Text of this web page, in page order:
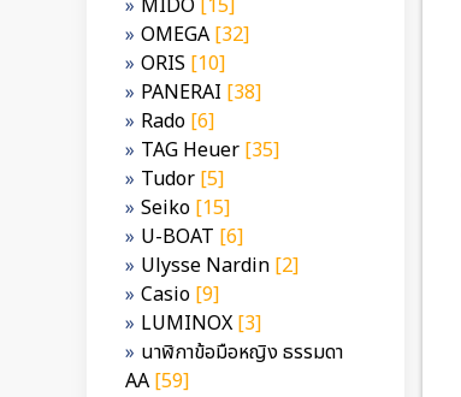
MIDO [15]
OMEGA [32]
ORIS [10]
PANERAI [38]
Rado [6]
TAG Heuer [35]
Tudor [5]
Seiko [15]
U-BOAT [6]
Ulysse Nardin [2]
Casio [9]
LUMINOX [3]
นาฬิกาข้อมือหญิง ธรรมดา
AA [59]